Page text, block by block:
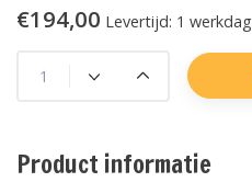
€194,00 Levertijd: 1 werkdag
Product informatie